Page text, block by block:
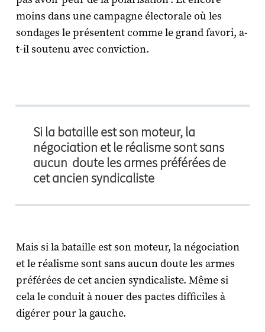
moins dans une campagne électorale où les
sondages le présentent comme le grand favori, a-
t-il soutenu avec conviction.
Si la bataille est son moteur, la
négociation et le réalisme sont sans
aucun doute les armes préférées de
cet ancien syndicaliste
Mais si la bataille est son moteur, la négociation
et le réalisme sont sans aucun doute les armes
préférées de cet ancien syndicaliste. Même si
cela le conduit à nouer des pactes difficiles à
digérer pour la gauche.